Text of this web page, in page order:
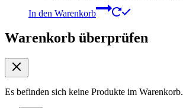
In den Warenkorb
Warenkorb überprüfen
Es befinden sich keine Produkte im Warenkorb.